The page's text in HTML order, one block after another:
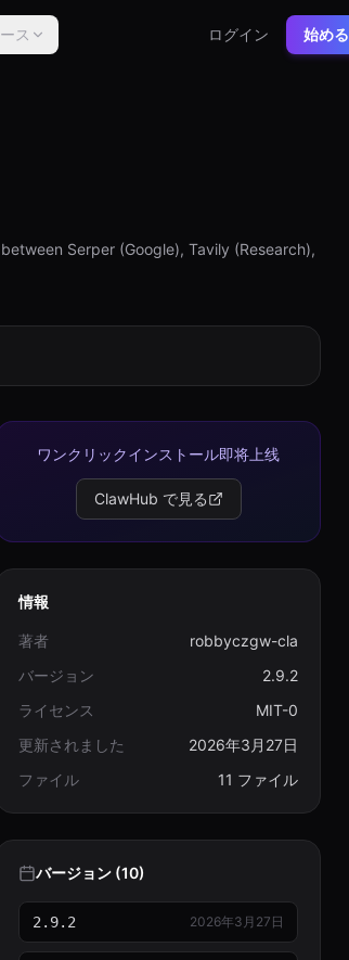
ス ログイン 始める
Serper (Google), Tavily (Research),
ワンクリックインストール即将上线
ClawHub で見る
情報
著者
robbyczgw-cla
バージョン
2.9.2
ライセンス
MIT-0
更新されました
2026年3月27日
ファイル
11 ファイル
バージョン (10)
2.9.2 2026年3月27日